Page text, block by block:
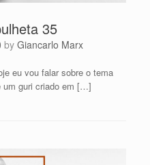
35
by Giancarlo Marx
eu vou falar sobre o tema
um guri criado em […]